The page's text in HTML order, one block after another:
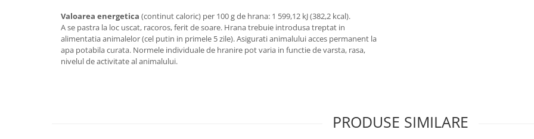
Valoarea energetica (continut caloric) per 100 g de hrana: 1 599,12 kJ (382,2 kcal).
A se pastra la loc uscat, racoros, ferit de soare. Hrana trebuie introdusa treptat in
alimentatia animalelor (cel putin in primele 5 zile). Asigurati animalului acces permanent la
apa potabila curata. Normele individuale de hranire pot varia in functie de varsta, rasa,
nivelul de activitate al animalului.
PRODUSE SIMILARE